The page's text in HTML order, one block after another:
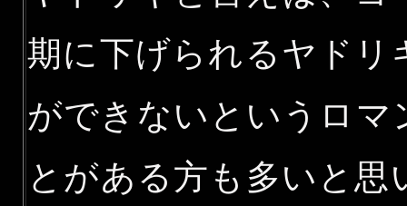
期に下げられるヤドリ
ができないというロ
とがある方も多いと